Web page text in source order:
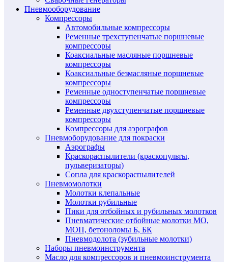
Пневмооборудование
Компрессоры
Автомобильные компрессоры
Ременные трехступенчатые поршневые
компрессоры
Коаксиальные масляные поршневые
компрессоры
Коаксиальные безмасляные поршневые
компрессоры
Ременные одноступенчатые поршневые
компрессоры
Ременные двухступенчатые поршневые
компрессоры
Компрессоры для аэрографов
Пневмоборудование для покраски
Аэрографы
Краскораспылители (краскопульты,
пульверизаторы)
Сопла для краскораспылителей
Пневмомолотки
Молотки клепальные
Молотки рубильные
Пики для отбойных и рубильных молотков
Пневматические отбойные молотки МО,
МОП, бетоноломы Б, БК
Пневмодолота (зубильные молотки)
Наборы пневмоинструмента
Масло для компрессоров и пневмоинструмента